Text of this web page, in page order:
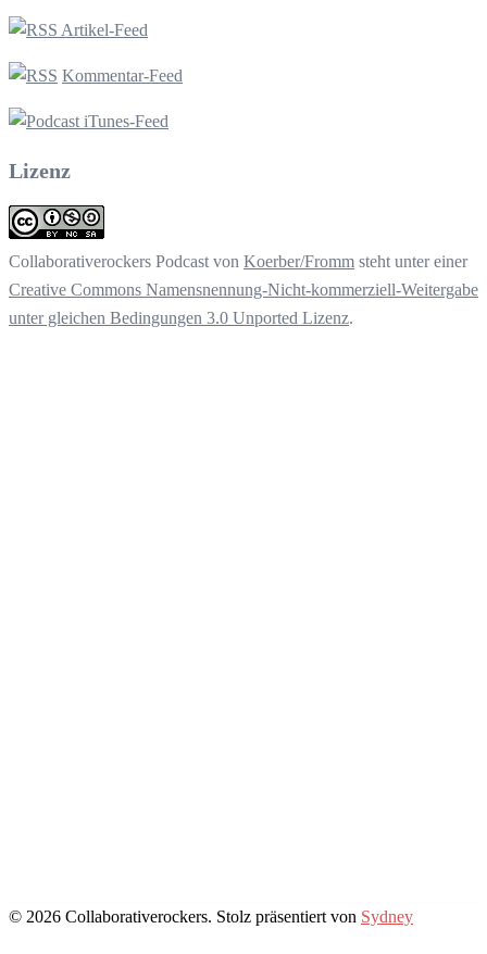
Artikel-Feed
Kommentar-Feed
iTunes-Feed
Lizenz
Collaborativerockers Podcast von Koerber/Fromm steht unter einer
Creative Commons Namensnennung-Nicht-kommerziell-Weitergabe
unter gleichen Bedingungen 3.0 Unported Lizenz.
© 2026 Collaborativerockers. Stolz präsentiert von Sydney